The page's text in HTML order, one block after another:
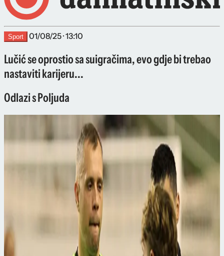
Sport 01/08/25 · 13:10
Lučić se oprostio sa suigračima, evo gdje bi trebao
nastaviti karijeru...
Odlazi s Poljuda